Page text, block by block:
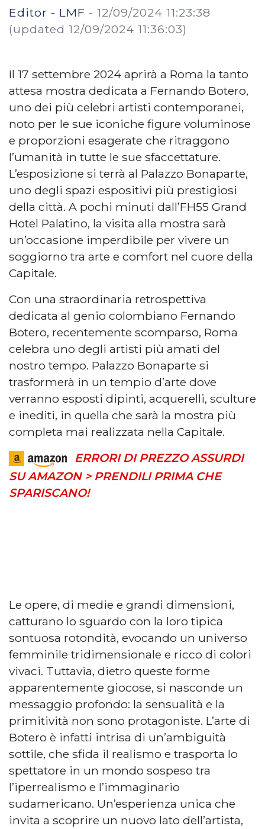
Editor - LMF - 12/09/2024 11:23:38
(updated 12/09/2024 11:36:03)
Il 17 settembre 2024 aprirà a Roma la tanto
attesa mostra dedicata a Fernando Botero,
uno dei più celebri artisti contemporanei,
noto per le sue iconiche figure voluminose
e proporzioni esagerate che ritraggono
l’umanità in tutte le sue sfaccettature.
L’esposizione si terrà al Palazzo Bonaparte,
uno degli spazi espositivi più prestigiosi
della città. A pochi minuti dall’FH55 Grand
Hotel Palatino, la visita alla mostra sarà
un’occasione imperdibile per vivere un
soggiorno tra arte e comfort nel cuore della
Capitale.
Con una straordinaria retrospettiva
dedicata al genio colombiano Fernando
Botero, recentemente scomparso, Roma
celebra uno degli artisti più amati del
nostro tempo. Palazzo Bonaparte si
trasformerà in un tempio d’arte dove
verranno esposti dipinti, acquerelli, sculture
e inediti, in quella che sarà la mostra più
completa mai realizzata nella Capitale.
ERRORI DI PREZZO ASSURDI
SU AMAZON > PRENDILI PRIMA CHE
SPARISCANO!
Le opere, di medie e grandi dimensioni,
catturano lo sguardo con la loro tipica
sontuosa rotondità, evocando un universo
femminile tridimensionale e ricco di colori
vivaci. Tuttavia, dietro queste forme
apparentemente giocose, si nasconde un
messaggio profondo: la sensualità e la
primitività non sono protagoniste. L’arte di
Botero è infatti intrisa di un’ambiguità
sottile, che sfida il realismo e trasporta lo
spettatore in un mondo sospeso tra
l’iperrealismo e l’immaginario
sudamericano. Un’esperienza unica che
invita a scoprire un nuovo lato dell’artista,